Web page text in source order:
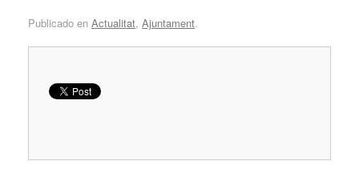
Publicado en Actualitat, Ajuntament.